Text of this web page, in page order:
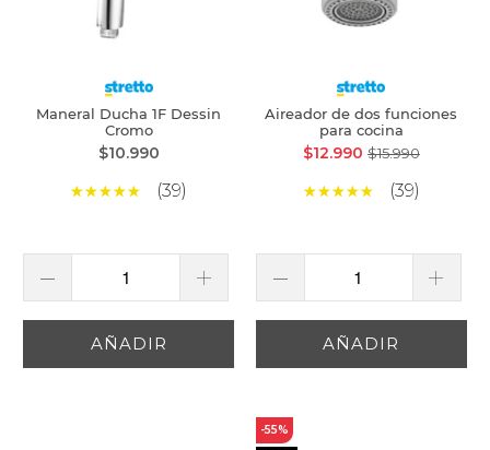
Maneral Ducha 1F Dessin
Cromo
$10.990
(39)
AÑADIR
Aireador de dos funciones
para cocina
$12.990 $15.990
(39)
AÑADIR
-55%